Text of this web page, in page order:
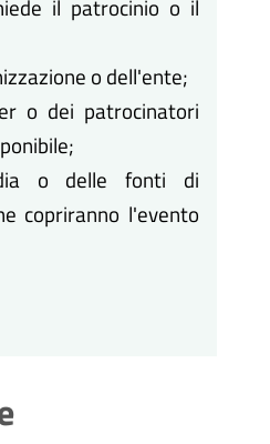
il patrocinio o il
o dell'ente;
o dei patrocinatori
o delle fonti di
copriranno l'evento